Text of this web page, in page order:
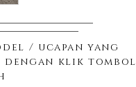
/ ucapan yang
klik tombol